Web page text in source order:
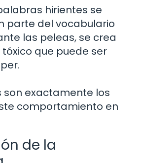
hirientes se
parte del vocabulario
las peleas, se crea
que puede ser
son exactamente los
comportamiento en
de la